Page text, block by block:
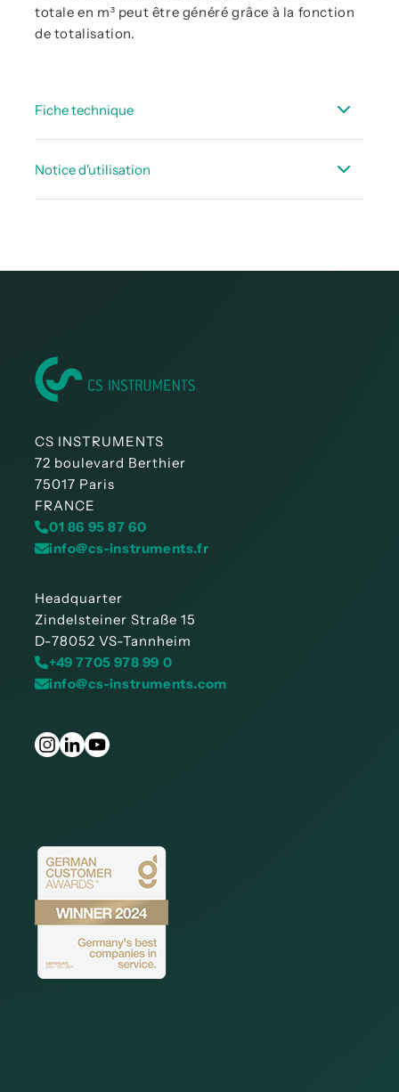
totale en m³ peut être généré grâce à la fonction
de totalisation.
Fiche technique
Notice d'utilisation
CS INSTRUMENTS
72 boulevard Berthier
75017 Paris
FRANCE
01 86 95 87 60
info@cs-instruments.fr
Headquarter
Zindelsteiner Straße 15
D-78052 VS-Tannheim
+49 7705 978 99 0
info@cs-instruments.com